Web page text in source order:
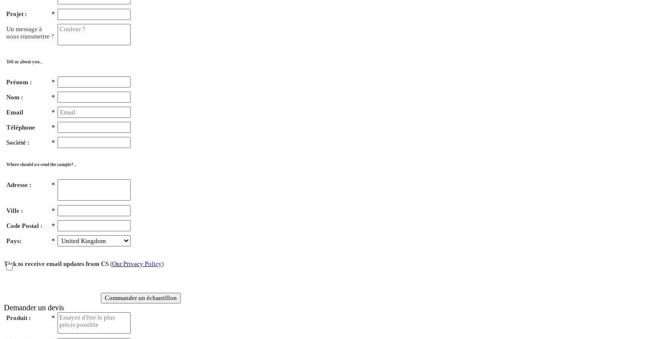
*
Projet :
Un message à
nous transmettre ?
Tell us about you...
*
Prénom :
*
Nom :
*
Email
*
Téléphone
*
Société :
Where should we send the sample?...
*
Adresse :
*
Ville :
*
Code Postal :
*
Pays:
Tick to receive email updates from CS (Our Privacy Policy)
Commander un échantillon
Demander un devis
*
Produit :